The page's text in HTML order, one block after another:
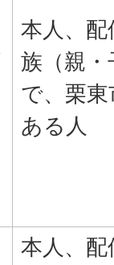
本人、配
族（親
で、栗
ある人
本人、配